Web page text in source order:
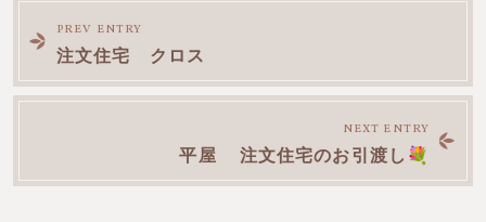
前
後
PREV ENTRY
注文住宅 クロス
NEXT ENTRY
平屋 注文住宅のお引渡し💐